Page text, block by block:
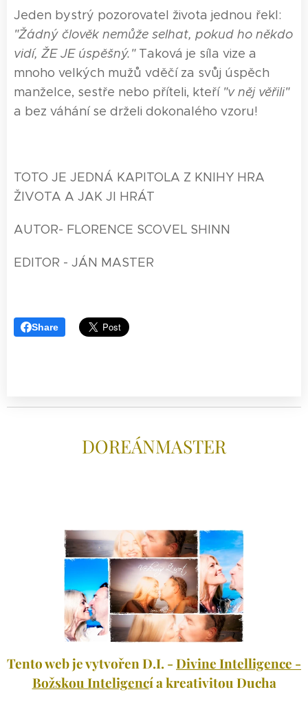
Jeden bystrý pozorovatel života jednou řekl:
"Žádný člověk nemůže selhat, pokud ho někdo
vidí, ŽE JE úspěšný." Taková je síla vize a
mnoho velkých mužů vděčí za svůj úspěch
manželce, sestře nebo příteli, kteří "v něj věřili"
a bez váhání se drželi dokonalého vzoru!
TOTO JE JEDNÁ KAPITOLA Z KNIHY HRA
ŽIVOTA A JAK JI HRÁT
AUTOR- FLORENCE SCOVEL SHINN
EDITOR - JÁN MASTER
Share
DOREÁNMASTER
Tento web je vytvořen D.I. -Divine Intelligence -
Božskou Inteligencí a kreativitou Ducha